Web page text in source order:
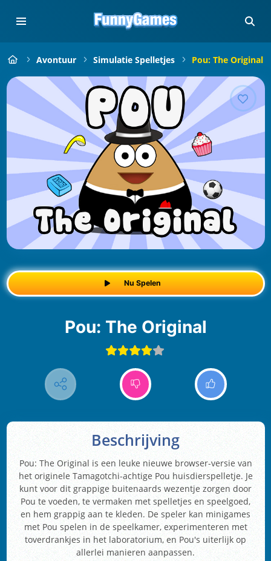
Avontuur Simulatie Spelletjes Pou: The Original
Nu Spelen
Pou: The Original
Beschrijving
Pou: The Original is een leuke nieuwe browser-versie van
het originele Tamagotchi-achtige Pou huisdierspelletje. Je
kunt voor dit grappige buitenaards wezentje zorgen door
Pou te voeden, te vermaken met spelletjes en speelgoed,
en hem grappig aan te kleden. De speler kan minigames
met Pou spelen in de speelkamer, experimenteren met
toverdrankjes in het laboratorium, en Pou's uiterlijk op
allerlei manieren aanpassen.